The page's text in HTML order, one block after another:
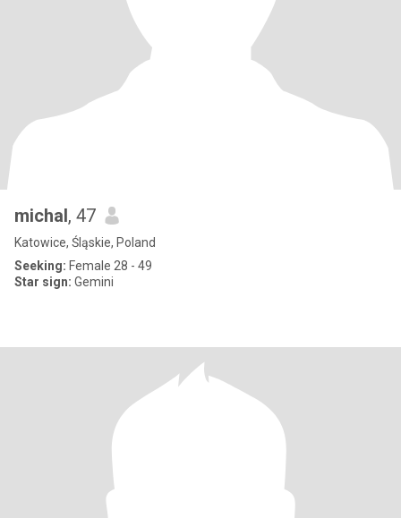
michal, 47
Katowice, Śląskie, Poland
Seeking: Female 28 - 49
Star sign: Gemini